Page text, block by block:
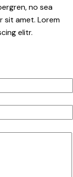
no sea
sit amet. Lorem
elitr.